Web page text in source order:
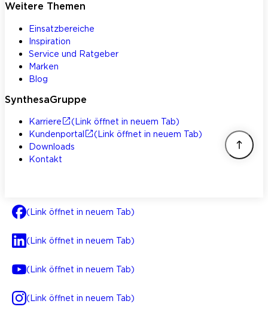
Weitere Themen
Einsatzbereiche
Inspiration
Service und Ratgeber
Marken
Blog
SynthesaGruppe
Karriere
(Link öffnet in neuem Tab)
Kundenportal
(Link öffnet in neuem Tab)
Downloads
Kontakt
(Link öffnet in neuem Tab)
(Link öffnet in neuem Tab)
(Link öffnet in neuem Tab)
(Link öffnet in neuem Tab)